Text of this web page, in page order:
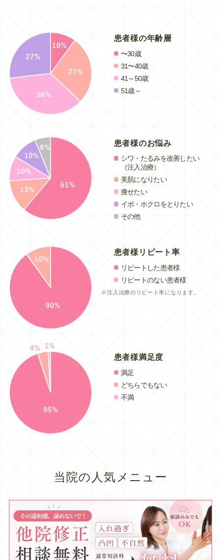
患者様の年齢層
〜30歳
31〜40歳
41～50歳
51歳～
患者様のお悩み
シワ・たるみを改善したい
（注入治療）
美肌になりたい
痩せたい
イボ・ホクロをとりたい
その他
患者様リピート率
リピートした患者様
リピートのない患者様
注入治療のリピート率になります。
患者様満足度
満足
どちらでもない
不満
当院の人気メニュー